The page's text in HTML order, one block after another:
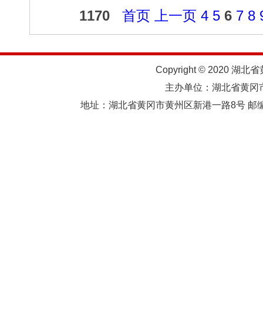
1170 首页 上一页 4 5 6 7 8
Copyright © 2020 湖北省
主办单位：湖北省黄
地址：湖北省黄冈市黄州区新港一路8号